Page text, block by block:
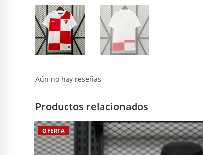
Aún no hay reseñas
Productos relacionados
OFERTA